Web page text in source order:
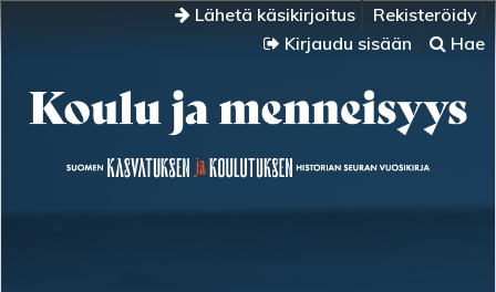
Lähetä käsikirjoitus
Rekisteröidy
Kirjaudu sisään
Hae